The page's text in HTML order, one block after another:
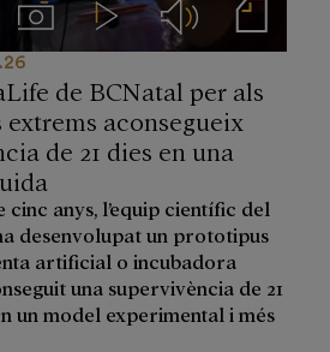
ImágenesVideos Audios Notas de prensa
de BCNatal per als
aconsegueix
de 21 dies en una
cinc anys, l’equip científic del
desenvolupat un prototipus
artificial o incubadora
una supervivència de 21
un model experimental i més